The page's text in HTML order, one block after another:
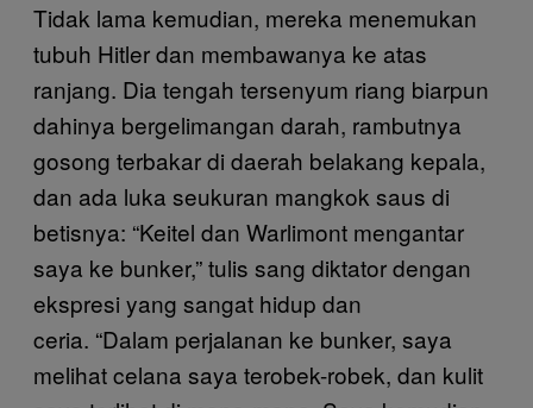
Tidak lama kemudian, mereka menemukan
tubuh Hitler dan membawanya ke atas
ranjang. Dia tengah tersenyum riang biarpun
dahinya bergelimangan darah, rambutnya
gosong terbakar di daerah belakang kepala,
dan ada luka seukuran mangkok saus di
betisnya: “Keitel dan Warlimont mengantar
saya ke bunker,” tulis sang diktator dengan
ekspresi yang sangat hidup dan
ceria. “Dalam perjalanan ke bunker, saya
melihat celana saya terobek-robek, dan kulit